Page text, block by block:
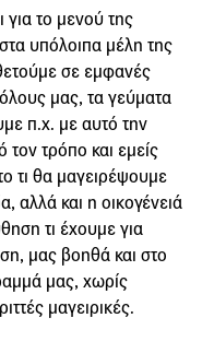
το μενού της
υπόλοιπα μέλη της
σε εμφανές
μας, τα γεύματα
π.χ. με αυτό την
τρόπο και εμείς
τι θα μαγειρέψουμε
αλλά και η οικογένειά
τι έχουμε για
μας βοηθά και στο
μας, χωρίς
μαγειρικές.